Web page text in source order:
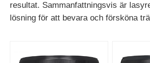
resultat. Sammanfattningsvis är
lösning för att bevara och försköna